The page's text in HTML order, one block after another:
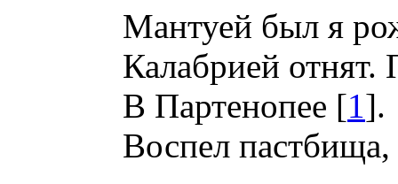
Мантуей был я
Калабрией отнят.
В Партенопее [1].
Воспел